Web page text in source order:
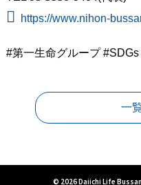
https://www.nihon-
#第一生命グループ
一
© 2026 Daiichi Life